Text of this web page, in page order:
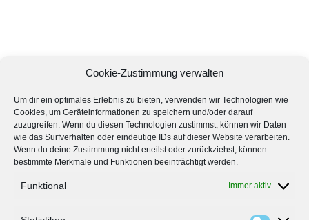
Cookie-Zustimmung verwalten
Um dir ein optimales Erlebnis zu bieten, verwenden wir Technologien wie
Cookies, um Geräteinformationen zu speichern und/oder darauf
zuzugreifen. Wenn du diesen Technologien zustimmst, können wir Daten
wie das Surfverhalten oder eindeutige IDs auf dieser Website verarbeiten.
Wenn du deine Zustimmung nicht erteilst oder zurückziehst, können
bestimmte Merkmale und Funktionen beeinträchtigt werden.
Funktional Immer aktiv